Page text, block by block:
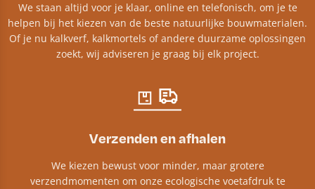
We staan altijd voor je klaar, online en telefonisch, om je te
helpen bij het kiezen van de beste natuurlijke bouwmaterialen.
Of je nu kalkverf, kalkmortels of andere duurzame oplossingen
zoekt, wij adviseren je graag bij elk project.​
Verzenden en afhalen
We kiezen bewust voor minder, maar grotere
verzendmomenten om onze ecologische voetafdruk te